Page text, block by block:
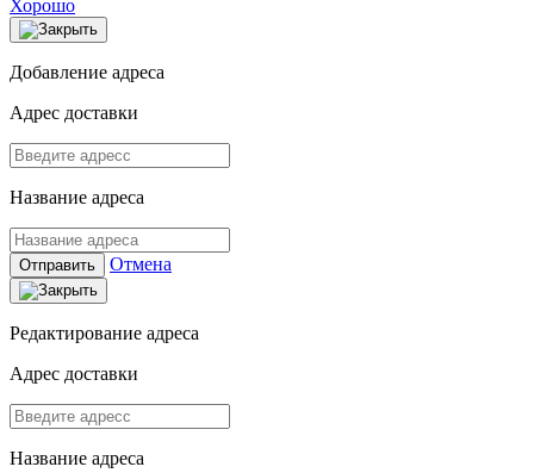
Хорошо
Добавление адреса
Адрес доставки
Название адреса
Отправить Отмена
Редактирование адреса
Адрес доставки
Название адреса